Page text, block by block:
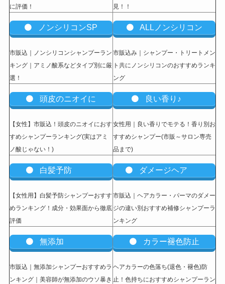
に評価！ 見！！
ノンシリコンSP
市販込｜ノンシリコンシャンプーラン
キング｜アミノ酸系などタイプ別に厳
選！
ALLノンシリコン
市販込み｜シャンプー・トリートメン
ト共にノンシリコンのおすすめランキ
ング
頭皮のニオイに
【女性】市販込 ！頭皮のニオイにおす
すめシャンプーランキング(実はアミ
ノ酸じゃない！)
良い香り♪
女性用｜良い香りでモテる！香り別お
すすめシャンプー(市販～サロン専売
品まで)
白髪予防
【女性用】白髪予防シャンプーおすす
めランキング！成分・効果面から徹底
評価
ダメージヘア
市販込｜ヘアカラー・パーマのダメー
ジの違い別おすすめ補修シャンプーラ
ンキング
無添加
市販込｜無添加シャンプーおすすめラ
ンキング｜美容師が無添加のウソ暴き
カラー褪色防止
ヘアカラーの色落ち(退色・褪色)防
止！色持ちにおすすめシャンプーラン